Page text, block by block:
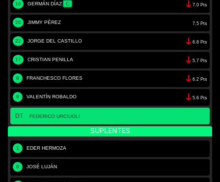
10 GERMÁN DÍAZ C 7.0 Pts
20 JIMMY PÉREZ 7.5 Pts
22 JORGE DEL CASTILLO 6.8 Pts
17 CRISTIAN PENILLA 5.7 Pts
8 FRANCHESCO FLORES 6.2 Pts
9 VALENTÍN ROBALDO 5.6 Pts
DT FEDERICO URCIUOLI
SUPLENTES
1 EDER HERMOZA
6 JOSÉ LUJÁN